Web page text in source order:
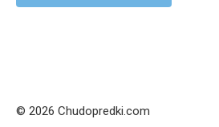
© 2026 Chudopredki.com